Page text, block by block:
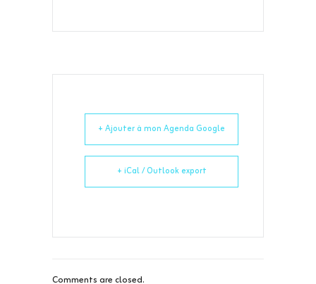
+ Ajouter à mon Agenda Google
+ iCal / Outlook export
Comments are closed.